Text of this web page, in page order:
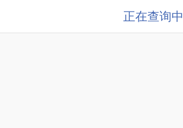
正在查询中